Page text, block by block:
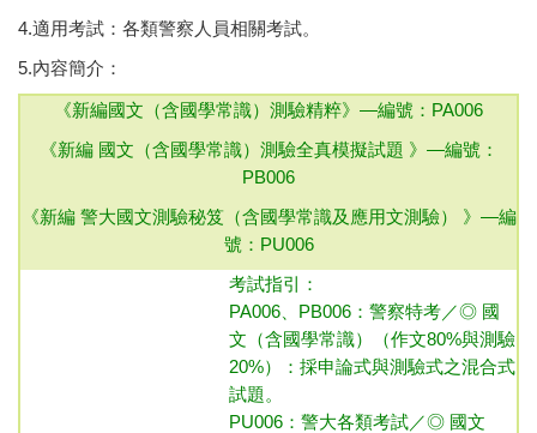
4.適用考試：各類警察人員相關考試。
5.內容簡介：
《新編國文（含國學常識）測驗精粹》—編號：PA006
《新編 國文（含國學常識）測驗全真模擬試題 》—編號：
PB006
《新編 警大國文測驗秘笈（含國學常識及應用文測驗） 》—編
號：PU006
考試指引：
PA006、PB006： 警察特考／◎ 國
文 （含國學常識）
（作文80%與測驗
20%）：採申論式與測驗式之混合式
試題 。
PU006： 警大各類考試／◎ 國文